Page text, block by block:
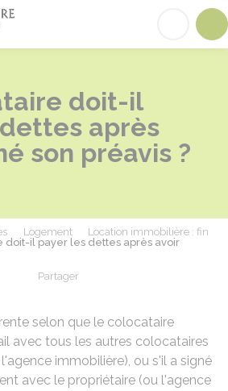
Saint-Hilaire-en-Lignières
doit-il
après
son préavis ?
Logement
Location immobilière : fin
doit-il payer les dettes après avoir
Partager
selon que le colocataire
avec tous les autres colocataires
immobilière), ou s'il a signé
avec le propriétaire (ou l'agence